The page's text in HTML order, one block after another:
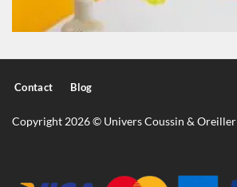
Contact Blog
Copyright 2026 © Univers Coussin & Oreiller